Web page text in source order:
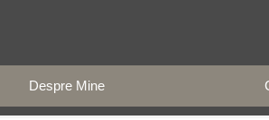
Despre Mine